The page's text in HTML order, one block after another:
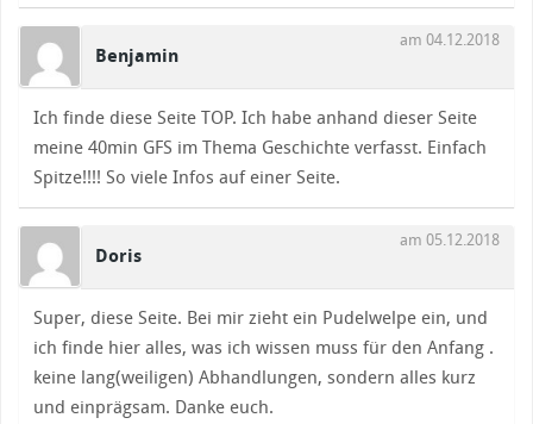
Benjamin
am 04.12.2018
Ich finde diese Seite TOP. Ich habe anhand dieser Seite
meine 40min GFS im Thema Geschichte verfasst. Einfach
Spitze!!!! So viele Infos auf einer Seite.
Doris
am 05.12.2018
Super, diese Seite. Bei mir zieht ein Pudelwelpe ein, und
ich finde hier alles, was ich wissen muss für den Anfang .
keine lang(weiligen) Abhandlungen, sondern alles kurz
und einprägsam. Danke euch.